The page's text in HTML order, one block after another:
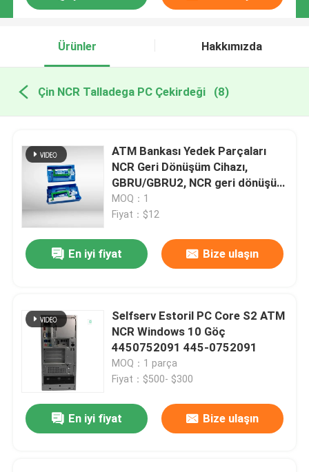
Ürünler Hakkımızda
Çin NCR Talladega PC Çekirdeği (8)
ATM Bankası Yedek Parçaları
NCR Geri Dönüşüm Cihazı,
GBRU/GBRU2, NCR geri dönüşüm
kasası dar (Mavi/Yeşil sap)
(KD02155-D363) PN: 009-
Tipi A Mavi Yüz Yeşil Sap
MOQ：1
Fiyat：$12
En iyi fiyat Bize ulaşın
Selfserv Estoril PC Core S2 ATM
NCR Windows 10 Göç
4450752091 445-0752091
MOQ：1 parça
Fiyat：$500- $300
En iyi fiyat Bize ulaşın